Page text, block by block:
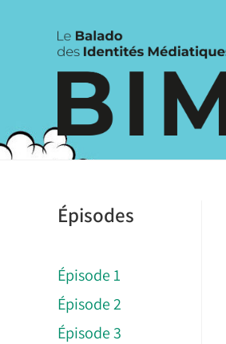
Épisodes
Épisode 1
Épisode 2
Épisode 3